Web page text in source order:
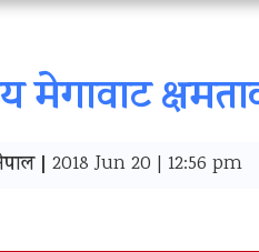
मेगावाट
| 2018 Jun 20 | 12:56 pm